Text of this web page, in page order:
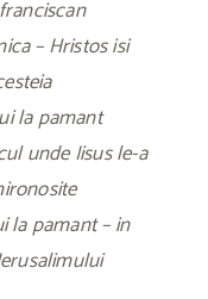
– Hristos isi
la pamant
unde Iisus le-a
la pamant – in